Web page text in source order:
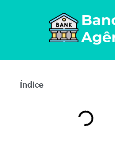
Índice